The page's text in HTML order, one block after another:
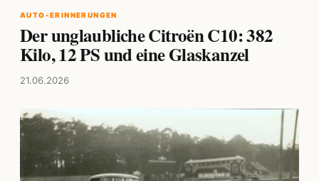
AUTO-ERINNERUNGEN
Der unglaubliche Citroën C10: 382
Kilo, 12 PS und eine Glaskanzel
21.06.2026